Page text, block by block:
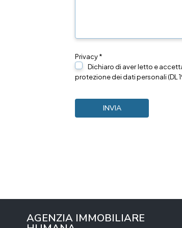
Privacy *
Dichiaro di aver letto e
protezione dei dati personali (DL
AGENZIA IMMOBILIARE